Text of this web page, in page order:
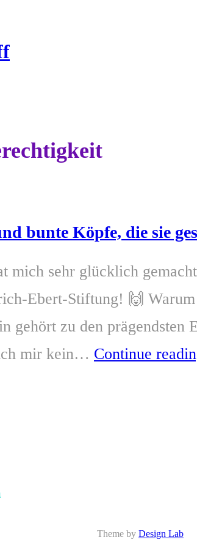
bunte Köpfe, die sie
mich sehr glücklich
Ebert-Stiftung! 🙌
gehört zu den prägendsten
ich mir kein… Continue
Theme by Design Lab